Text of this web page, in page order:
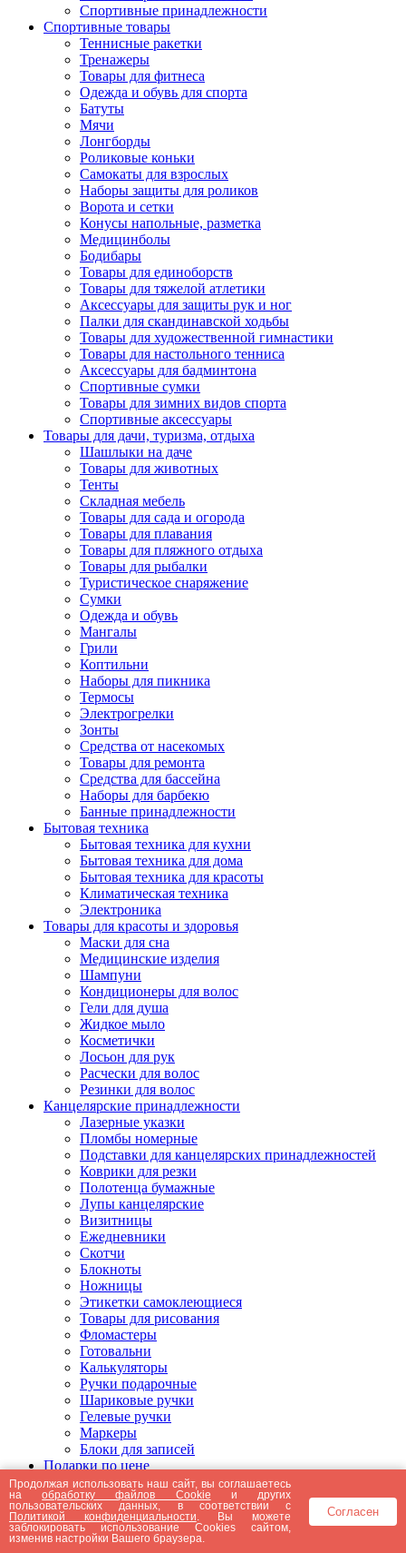
Спортивные принадлежности
Спортивные товары
Теннисные ракетки
Тренажеры
Товары для фитнеса
Одежда и обувь для спорта
Батуты
Мячи
Лонгборды
Роликовые коньки
Самокаты для взрослых
Наборы защиты для роликов
Ворота и сетки
Конусы напольные, разметка
Медицинболы
Бодибары
Товары для единоборств
Товары для тяжелой атлетики
Аксессуары для защиты рук и ног
Палки для скандинавской ходьбы
Товары для художественной гимнастики
Товары для настольного тенниса
Аксессуары для бадминтона
Спортивные сумки
Товары для зимних видов спорта
Спортивные аксессуары
Товары для дачи, туризма, отдыха
Шашлыки на даче
Товары для животных
Тенты
Складная мебель
Товары для сада и огорода
Товары для плавания
Товары для пляжного отдыха
Товары для рыбалки
Туристическое снаряжение
Сумки
Одежда и обувь
Мангалы
Грили
Коптильни
Наборы для пикника
Термосы
Электрогрелки
Зонты
Средства от насекомых
Товары для ремонта
Средства для бассейна
Наборы для барбекю
Банные принадлежности
Бытовая техника
Бытовая техника для кухни
Бытовая техника для дома
Бытовая техника для красоты
Климатическая техника
Электроника
Товары для красоты и здоровья
Маски для сна
Медицинские изделия
Шампуни
Кондиционеры для волос
Гели для душа
Жидкое мыло
Косметички
Лосьон для рук
Расчески для волос
Резинки для волос
Канцелярские принадлежности
Лазерные указки
Пломбы номерные
Подставки для канцелярских принадлежностей
Коврики для резки
Полотенца бумажные
Лупы канцелярские
Визитницы
Ежедневники
Скотчи
Блокноты
Ножницы
Этикетки самоклеющиеся
Товары для рисования
Фломастеры
Готовальни
Калькуляторы
Ручки подарочные
Шариковые ручки
Гелевые ручки
Маркеры
Блоки для записей
Подарки по цене
Подарки от 5000 рублей
Подарки до 5000 рублей
Подарки до 3000 рублей
Подарки до 2000 рублей
Подарки до 1000 рублей
Продолжая использовать наш сайт, вы соглашаетесь
наобработку файлов Cookie и других
пользовательских данных, в соответствии с
Политикой конфиденциальности . Вы можете
заблокировать использование Cookies сайтом,
изменив настройки Вашего браузера.
Согласен